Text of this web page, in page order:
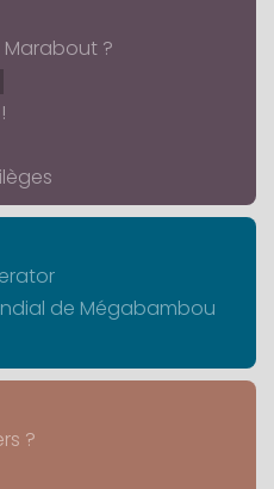
?
de Mégabambou
?